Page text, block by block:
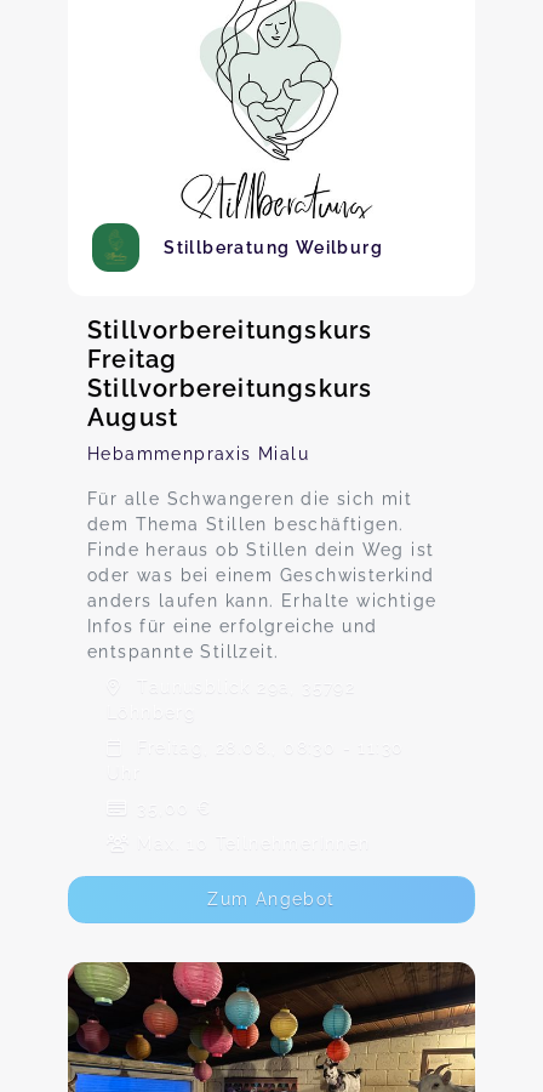
Stillberatung Weilburg
Stillvorbereitungskurs
Freitag
Stillvorbereitungskurs
August
Hebammenpraxis Mialu
Für alle Schwangeren die sich mit
dem Thema Stillen beschäftigen.
Finde heraus ob Stillen dein Weg ist
oder was bei einem Geschwisterkind
anders laufen kann. Erhalte wichtige
Infos für eine erfolgreiche und
entspannte Stillzeit.
Taunusblick 29a, 35792
Freitag, 28.08., 08:30 - 11:30
35,00 €
Max. 10 TeilnehmerInnen
Zum Angebot